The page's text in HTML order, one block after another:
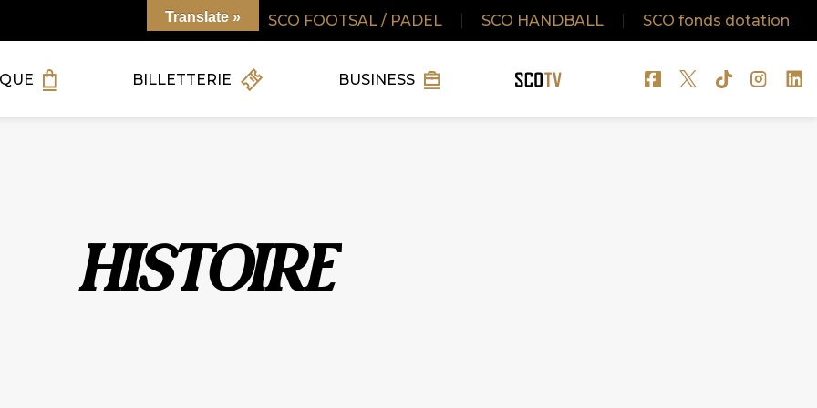
SCO FOOTSAL / PADEL SCO HANDBALL SCO fonds dotation
BILLETTERIE BUSINESS
HISTOIRE
Translate »